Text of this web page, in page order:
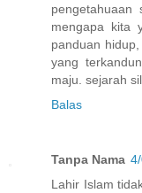
mengapa kita
panduan
yang
maju. sejarah
Balas
Tanpa Nama
Lahir Islam